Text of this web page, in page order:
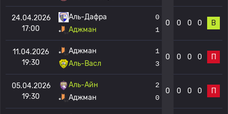
24.04.2026
17:00
Аль-Дафра
Аджман
0
1
0 0 0 0 В
11.04.2026
19:30
Аджман
Аль-Васл
1
3
0 0 0 0 П
05.04.2026
19:30
Аль-Айн
Аджман
2
0
0 0 0 0 П